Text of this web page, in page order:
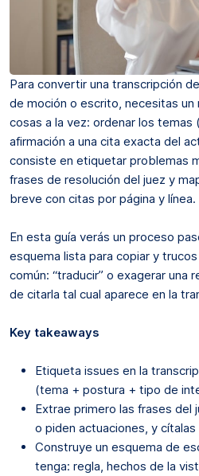
Para convertir una transcripción
de moción o escrito, necesitas
cosas a la vez: ordenar los temas
afirmación a una cita exacta del
consiste en etiquetar problemas
frases de resolución del juez y
breve con citas por página y línea.
En esta guía verás un proceso
esquema lista para copiar y
común: “traducir” o exagerar una
de citarla tal cual aparece en la
Key takeaways
Etiqueta issues en la
(tema + postura + tipo de
Extrae primero las frases del
o piden actuaciones, y
Construye un esquema de
tenga: regla, hechos de la